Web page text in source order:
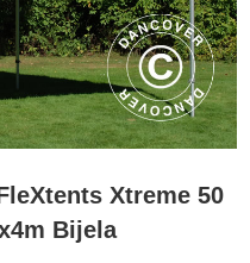
Xtreme 50
Bijela